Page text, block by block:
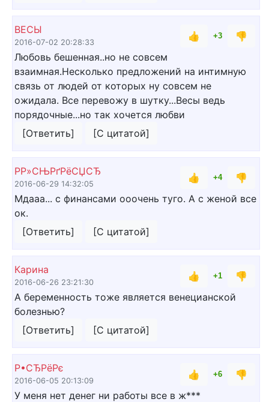
ВЕСЫ
2016-07-02 20:28:33
👍 +3
👎
Любовь бешенная..но не совсем
взаимная.Несколько предложений на интимную
связь от людей от которых ну совсем не
ожидала. Все перевожу в шутку...Весы ведь
порядочные...но так хочется любви
[Ответить]
[С цитатой]
Р­Р»СЊРґРёСЏСЂ
2016-06-29 14:32:05
👍 +4
👎
Мдааа... с финансами ооочень туго. А с женой все
ок.
[Ответить]
[С цитатой]
Карина
2016-06-26 23:21:30
👍 +1
👎
А беременность тоже является венецианской
болезнью?
[Ответить]
[С цитатой]
Р•СЂРёРє
2016-06-05 20:13:09
👍 +6
👎
У меня нет денег ни работы все в ж***